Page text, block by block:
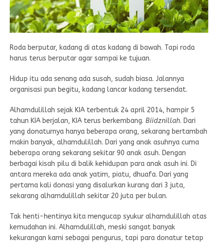
Roda berputar, kadang di atas kadang di bawah. Tapi roda
harus terus berputar agar sampai ke tujuan.
Hidup itu ada senang ada susah, sudah biasa. Jalannya
organisasi pun begitu, kadang lancar kadang tersendat.
Alhamdulillah sejak KIA terbentuk 24 april 2014, hampir 5
tahun KIA berjalan, KIA terus berkembang. Biidznillah. Dari
yang donaturnya hanya beberapa orang, sekarang bertambah
makin banyak, alhamdulillah. Dari yang anak asuhnya cuma
beberapa orang sekarang sekitar 90 anak asuh. Dengan
berbagai kisah pilu di balik kehidupan para anak asuh ini. Di
antara mereka ada anak yatim, piatu, dhuafa. Dari yang
pertama kali donasi yang disalurkan kurang dari 3 juta,
sekarang alhamdulillah sekitar 20 juta per bulan.
Tak henti-hentinya kita mengucap syukur alhamdulillah atas
kemudahan ini. Alhamdulillah, meski sangat banyak
kekurangan kami sebagai pengurus, tapi para donatur tetap